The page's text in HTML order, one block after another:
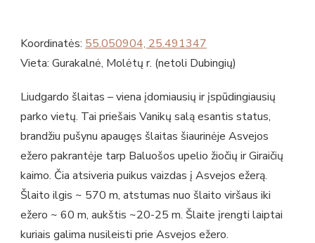
Koordinatės: 55.050904, 25.491347
Vieta: Gurakalnė, Molėtų r. (netoli Dubingių)
Liudgardo šlaitas – viena įdomiausių ir įspūdingiausių
parko vietų. Tai priešais Vanikų salą esantis status,
brandžiu pušynu apaugęs šlaitas šiaurinėje Asvejos
ežero pakrantėje tarp Baluošos upelio žiočių ir Giraičių
kaimo. Čia atsiveria puikus vaizdas į Asvejos ežerą.
Šlaito ilgis ~ 570 m, atstumas nuo šlaito viršaus iki
ežero ~ 60 m, aukštis ~20-25 m. Šlaite įrengti laiptai
kuriais galima nusileisti prie Asvejos ežero.